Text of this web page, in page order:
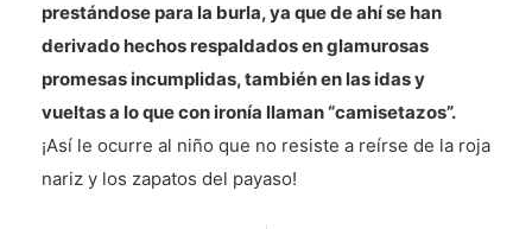
prestándose para la burla, ya que de ahí se han
derivado hechos respaldados en glamurosas
promesas incumplidas, también en las idas y
vueltas a lo que con ironía llaman “camisetazos”.
¡Así le ocurre al niño que no resiste a reírse de la roja
nariz y los zapatos del payaso!